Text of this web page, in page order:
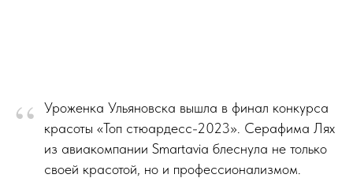
“
Уроженка Ульяновска вышла в финал конкурса
красоты «Топ стюардесс-2023». Серафима Лях
из авиакомпании Smartavia блеснула не только
своей красотой, но и профессионализмом.